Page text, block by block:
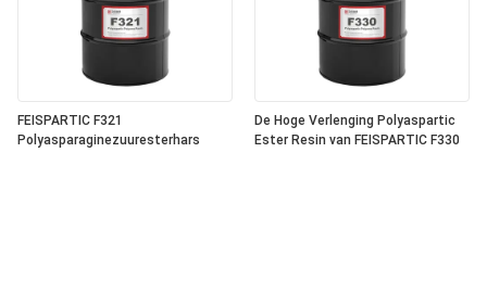
FEISPARTIC F321
Polyasparaginezuuresterhars
De Hoge Verlenging Polyaspartic
Ester Resin van FEISPARTIC F330